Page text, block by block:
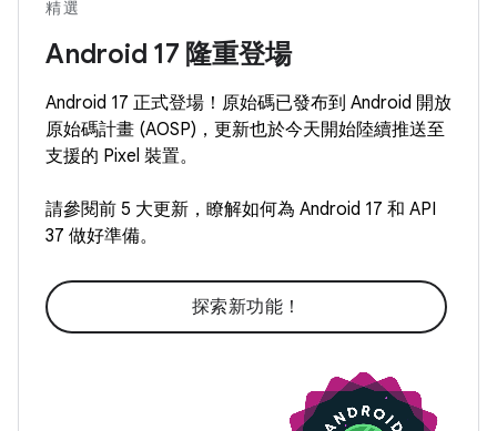
精選
Android 17 隆重登場
Android 17 正式登場！原始碼已發布到 Android 開放
原始碼計畫 (AOSP)，更新也於今天開始陸續推送至
支援的 Pixel 裝置。
請參閱前 5 大更新，瞭解如何為 Android 17 和 API
37 做好準備。
探索新功能！